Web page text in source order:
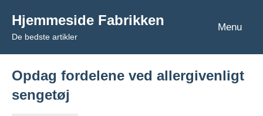
indhold
Hjemmeside Fabrikken
De bedste artikler
Menu
Opdag fordelene ved allergivenligt
sengetøj